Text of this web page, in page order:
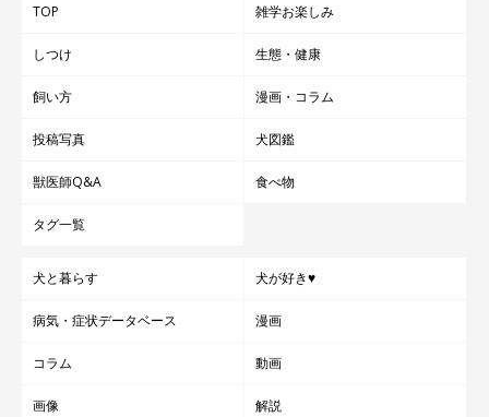
TOP 雑学お楽しみ
しつけ 生態・健康
飼い方 漫画・コラム
投稿写真 犬図鑑
獣医師Q&A 食べ物
タグ一覧
犬と暮らす 犬が好き♥
病気・症状データベース 漫画
コラム 動画
画像 解説